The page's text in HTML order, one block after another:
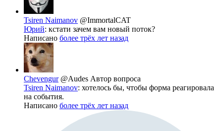
Tsiren Naimanov @ImmortalCAT
Юрий: кстати зачем вам новый поток?
Написано более трёх лет назад
Chevengur @Audes Автор вопроса
Tsiren Naimanov: хотелось бы, чтобы форма реагировала
на события.
Написано более трёх лет назад